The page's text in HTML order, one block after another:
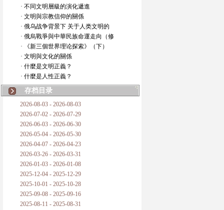
· 不同文明層級的演化遞進
· 文明與宗教信仰的關係
· 俄乌战争背景下 关于人类文明的
· 俄烏戰爭與中華民族命運走向（修
· 《新三個世界理论探索》（下）
· 文明與文化的關係
· 什麼是文明正義？
· 什麼是人性正義？
存档目录
2026-08-03 - 2026-08-03
2026-07-02 - 2026-07-29
2026-06-03 - 2026-06-30
2026-05-04 - 2026-05-30
2026-04-07 - 2026-04-23
2026-03-26 - 2026-03-31
2026-01-03 - 2026-01-08
2025-12-04 - 2025-12-29
2025-10-01 - 2025-10-28
2025-09-08 - 2025-09-16
2025-08-11 - 2025-08-31